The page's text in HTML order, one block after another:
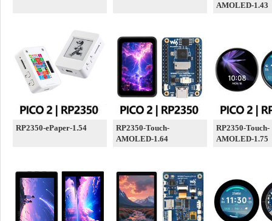
AMOLED-1.43
RP2350-ePaper-1.54
RP2350-Touch-
AMOLED-1.64
RP2350-Touch-
AMOLED-1.75